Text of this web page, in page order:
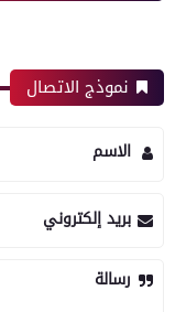
نموذج الاتصال
الاسم
بريد إلكتروني
رسالة